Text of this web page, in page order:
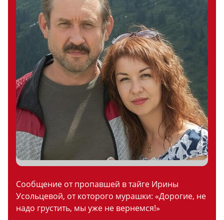
Сообщение от пропавшей в тайге Ирины
Усольцевой, от которого мурашки: «Дорогие, не
надо грустить, мы уже не вернемся!»